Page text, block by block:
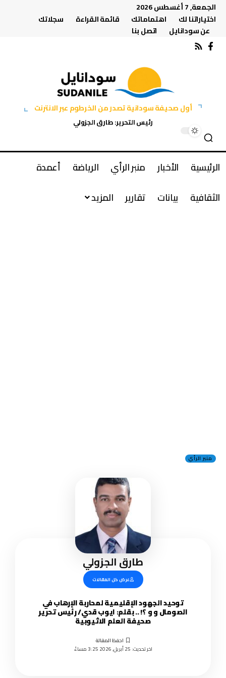
الجمعة, 7 أغسطس 2026
اختياراتنا لك
اهتماماتك قائمة القراءة
سجلاتك
عن سودانايل
اتصل بنا
أول صحيفة سودانية تصدر من الخرطوم عبر الانترنت
رئيس التحرير: طارق الجزولي
الرئيسية الأخبار منبر الرأي الرياضة
أعمدة
الثقافية
بيانات تقارير المزيد
منبر الرأي
طارق الجزولي
عرض كل المقالات
توحيد الجهود الإقليمية لمحاربة الإرهاب في
الصومال و و ؟! .. بقلم: ايوب قدي/ رئيس تحرير
صحيفة العلم الاثيوبية
اخر تحديث: 25 أبريل, 2026 3:25 مساءً